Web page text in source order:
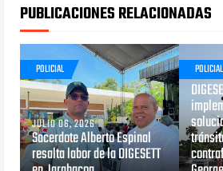
PUBLICACIONES RELACIONADAS
POLICIAL
JULIO 06, 2026
Sacerdote Alberto Espinal
resalta labor de la DIGESETT
POLICIAL
JUNIO